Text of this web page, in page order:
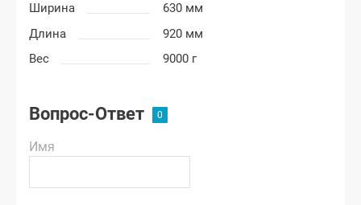
Ширина
630 мм
Длина
920 мм
Вес
9000 г
Вопрос-Ответ
Имя